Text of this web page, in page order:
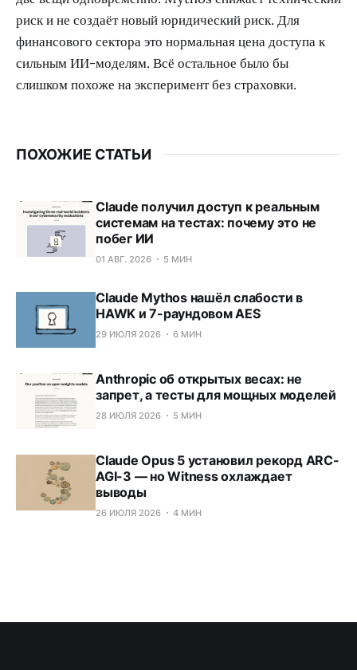
риск и не создаёт новый юридический риск. Для
финансового сектора это нормальная цена доступа к
сильным ИИ-моделям. Всё остальное было бы
слишком похоже на эксперимент без страховки.
ПОХОЖИЕ СТАТЬИ
Claude получил доступ к реальным
системам на тестах: почему это не
побег ИИ
01 АВГ. 2026 5 МИН
Claude Mythos нашёл слабости в
HAWK и 7-раундовом AES
29 ИЮЛЯ 2026 6 МИН
Anthropic об открытых весах: не
запрет, а тесты для мощных моделей
28 ИЮЛЯ 2026 5 МИН
Claude Opus 5 установил рекорд ARC-
AGI-3 — но Witness охлаждает
выводы
26 ИЮЛЯ 2026 4 МИН